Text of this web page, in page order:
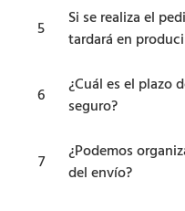
5
Si se realiza el
tardará en
6
¿Cuál es el plazo
seguro?
7
¿Podemos
del envío?